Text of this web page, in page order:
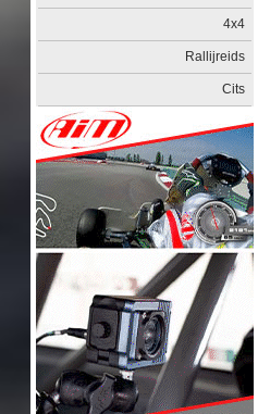
4x4
Rallijreids
Cits